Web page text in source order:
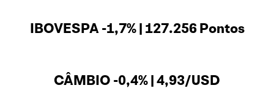
IBOVESPA -1,7% | 127.256 Pontos
CÂMBIO -0,4% | 4,93/USD